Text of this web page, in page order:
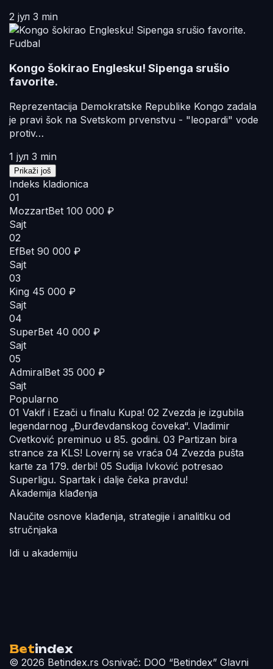
2 јул 3 min
Fudbal
Kongo šokirao Englesku! Sipenga srušio
favorite.
Reprezentacija Demokratske Republike Kongo zadala
je pravi šok na Svetskom prvenstvu - "leopardi" vode
protiv…
1 јул 3 min
Prikaži još
Indeks kladionica
01
MozzartBet 100 000 ₽
Sajt
02
EfBet 90 000 ₽
Sajt
03
King 45 000 ₽
Sajt
04
SuperBet 40 000 ₽
Sajt
05
AdmiralBet 35 000 ₽
Sajt
Popularno
01 Vakif i Ezači u finalu Kupa! 02 Zvezda je izgubila
legendarnog „Đurđevdanskog čoveka“. Vladimir
Cvetković preminuo u 85. godini. 03 Partizan bira
strance za KLS! Lovernj se vraća 04 Zvezda pušta
karte za 179. derbi! 05 Sudija Ivković potresao
Superligu. Spartak i dalje čeka pravdu!
Akademija klađenja
Naučite osnove klađenja, strategije i analitiku od
stručnjaka
Idi u akademiju
Betindex
© 2026 Betindex.rs Osnivač: DOO “Betindex” Glavni